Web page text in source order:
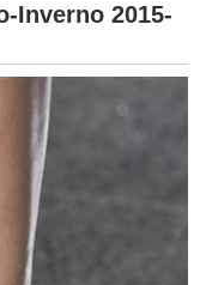
Inverno 2015-